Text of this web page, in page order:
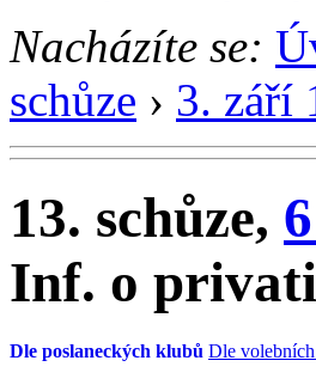
Nacházíte se:
schůze › 3. září
13. schůze,
Inf. o
Dle poslaneckých klubů Dle